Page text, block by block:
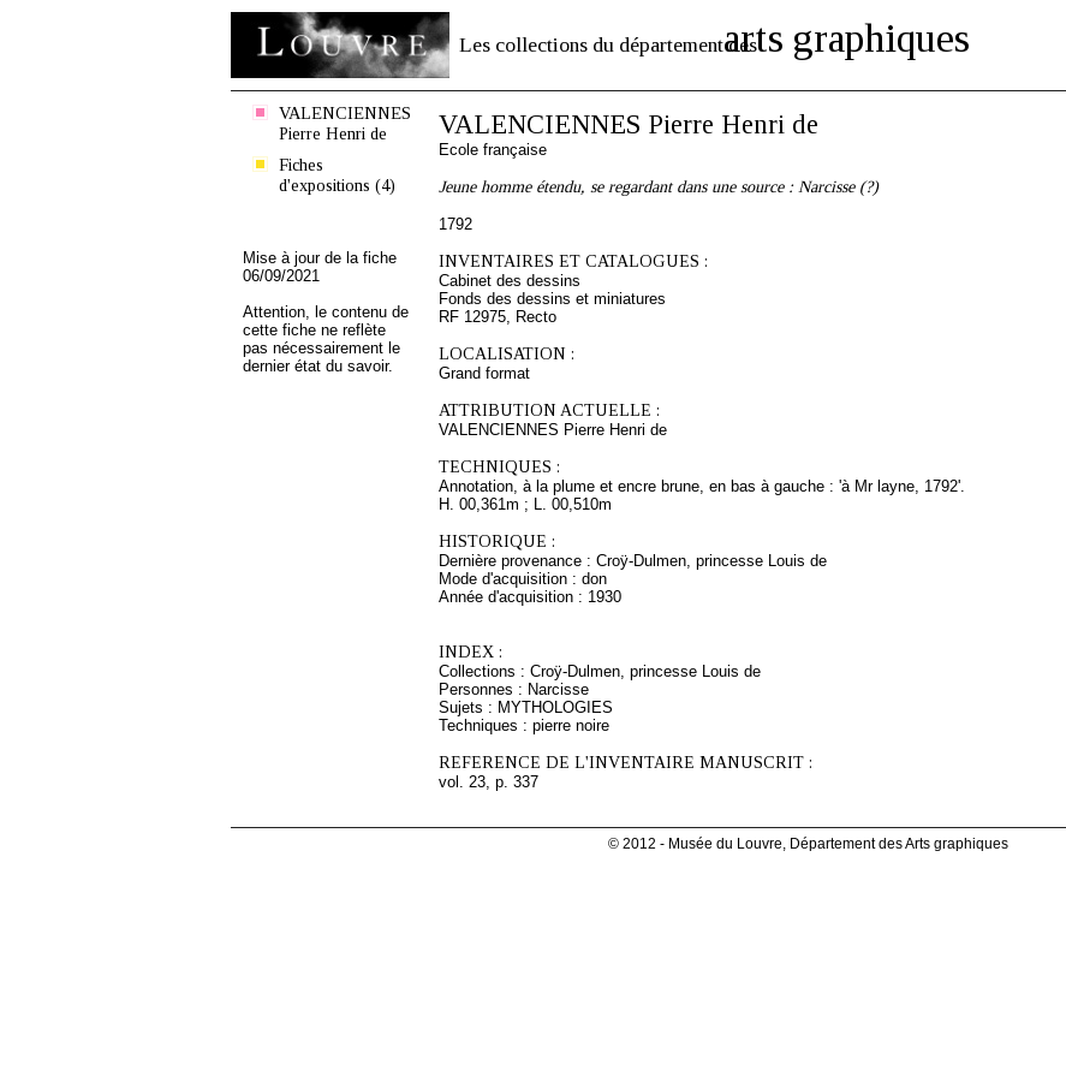
Les collections du département desarts graphiques
VALENCIENNES
Pierre Henri de
Fiches
d'expositions (4)
Mise à jour de la fiche
06/09/2021
Attention, le contenu de
cette fiche ne reflète
pas nécessairement le
dernier état du savoir.
VALENCIENNES Pierre Henri de
Ecole française
Jeune homme étendu, se regardant dans une source : Narcisse (?)
1792
INVENTAIRES ET CATALOGUES :
Cabinet des dessins
Fonds des dessins et miniatures
RF 12975, Recto
LOCALISATION :
Grand format
ATTRIBUTION ACTUELLE :
VALENCIENNES Pierre Henri de
TECHNIQUES :
Annotation, à la plume et encre brune, en bas à gauche : 'à Mr layne, 1792'.
H. 00,361m ; L. 00,510m
HISTORIQUE :
Dernière provenance : Croÿ-Dulmen, princesse Louis de
Mode d'acquisition : don
Année d'acquisition : 1930
INDEX :
Collections : Croÿ-Dulmen, princesse Louis de
Personnes : Narcisse
Sujets : MYTHOLOGIES
Techniques : pierre noire
REFERENCE DE L'INVENTAIRE MANUSCRIT :
vol. 23, p. 337
© 2012 - Musée du Louvre, Département des Arts graphiques